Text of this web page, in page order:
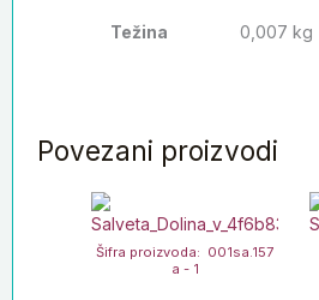
Težina 0,007 kg
Povezani proizvodi
Šifra proizvoda: 001sa.157
a - 1